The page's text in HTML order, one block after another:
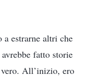
estrarne altri che
fatto storie
All’inizio, ero